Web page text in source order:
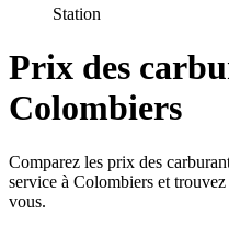
Station
Prix des
Colombiers
Comparez les prix des
service à Colombiers et
vous.